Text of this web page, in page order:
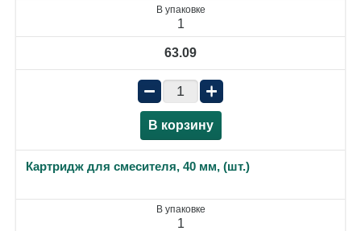
В упаковке
1
63.09
− +
В корзину
Картридж для смесителя, 40 мм, (шт.)
В упаковке
1